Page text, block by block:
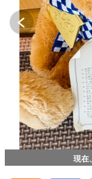
現在、